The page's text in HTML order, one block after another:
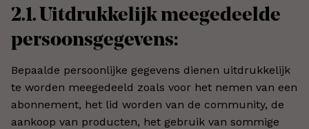
2.1. Uitdrukkelijk meegedeelde
persoonsgegevens:
Bepaalde persoonlijke gegevens dienen uitdrukkelijk
te worden meegedeeld zoals voor het nemen van een
abonnement, het lid worden van de community, de
aankoop van producten, het gebruik van sommige